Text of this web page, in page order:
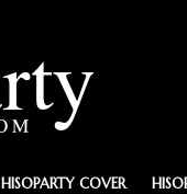
HISOPARTY COVER